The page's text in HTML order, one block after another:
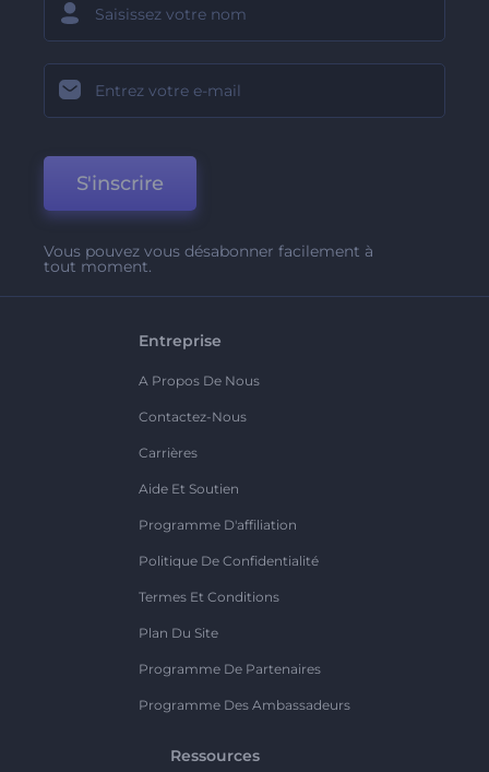
S'inscrire
Vous pouvez vous désabonner facilement à
tout moment.
Entreprise
A Propos De Nous
Contactez-Nous
Carrières
Aide Et Soutien
Programme D'affiliation
Politique De Confidentialité
Termes Et Conditions
Plan Du Site
Programme De Partenaires
Programme Des Ambassadeurs
Ressources